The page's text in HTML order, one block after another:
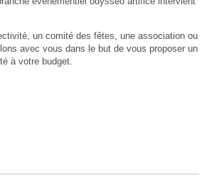
un comité des fêtes, une association ou
avec vous dans le but de vous proposer un
à votre budget.